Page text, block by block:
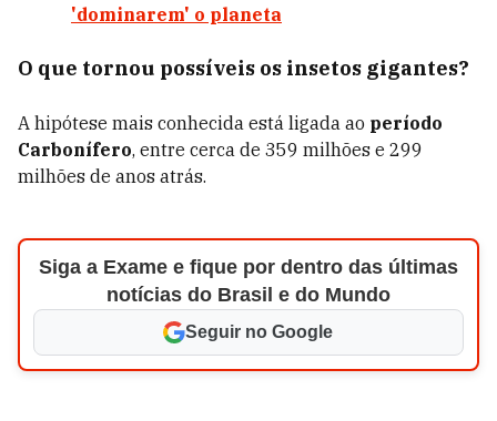
'dominarem' o planeta
O que tornou possíveis os insetos gigantes?
A hipótese mais conhecida está ligada ao período
Carbonífero, entre cerca de 359 milhões e 299
milhões de anos atrás.
Siga a Exame e fique por dentro das últimas
notícias do Brasil e do Mundo
Seguir no Google